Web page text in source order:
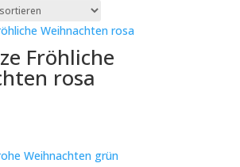
Fröhliche
rosa